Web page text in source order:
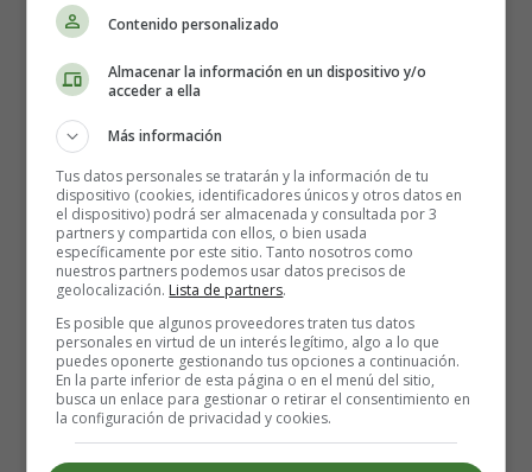
personas nacen con agujeros ya presentes en su corazón.
diagnosticarse.
Una causa rara de un DSV es un traumatismo cerrado
grave en el tórax. Por ejemplo, un accidente
automovilístico grave con un traumatismo directo,
enérgico o repetido en el tórax puede causar un DSV.
Factores de riesgo para un defecto septal
ventricular
Los DSV a menudo ocurren al mismo tiempo que otros
defectos de nacimiento. Muchos de los mismos factores
que aumentan el riesgo de otros defectos de nacimiento
Contenido personalizado
Almacenar la información en un dispositivo y/o
acceder a ella
Más información
Tus datos personales se tratarán y la información de tu
dispositivo (cookies, identificadores únicos y otros datos en
el dispositivo) podrá ser almacenada y consultada por 3
partners y compartida con ellos, o bien usada
específicamente por este sitio. Tanto nosotros como
nuestros partners podemos usar datos precisos de
geolocalización. Lista de partners.
Es posible que algunos proveedores traten tus datos
personales en virtud de un interés legítimo, algo a lo que
puedes oponerte gestionando tus opciones a continuación.
En la parte inferior de esta página o en el menú del sitio,
busca un enlace para gestionar o retirar el consentimiento en
la configuración de privacidad y cookies.